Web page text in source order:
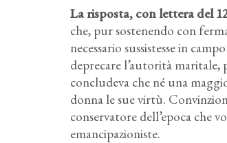
La risposta, con lettera del
che, pur sostenendo con
necessario sussistesse in
deprecare l’autorità
concludeva che né una
donna le sue virtù.
conservatore dell’epoca che
emancipazioniste.